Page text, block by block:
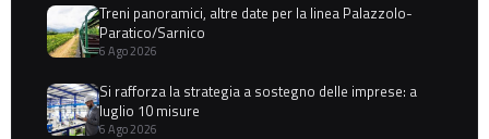
Treni panoramici, altre date per la linea Palazzolo-
Paratico/Sarnico
6 Ago 2026
Si rafforza la strategia a sostegno delle imprese: a
luglio 10 misure
6 Ago 2026